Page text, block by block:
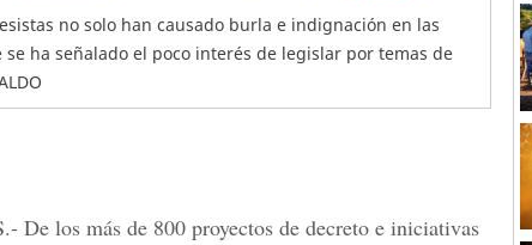
no solo han causado burla e indignación en las
ha señalado el poco interés de legislar por temas de
De los más de 800 proyectos de decreto e iniciativas